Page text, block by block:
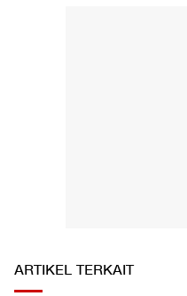
ARTIKEL TERKAIT